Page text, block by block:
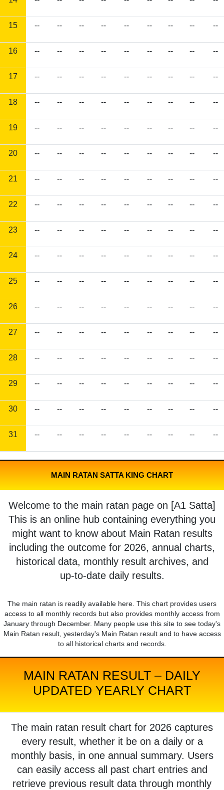
15 -- -- -- -- -- -- -- -- --
16 -- -- -- -- -- -- -- -- --
17 -- -- -- -- -- -- -- -- --
18 -- -- -- -- -- -- -- -- --
19 -- -- -- -- -- -- -- -- --
20 -- -- -- -- -- -- -- -- --
21 -- -- -- -- -- -- -- -- --
22 -- -- -- -- -- -- -- -- --
23 -- -- -- -- -- -- -- -- --
24 -- -- -- -- -- -- -- -- --
25 -- -- -- -- -- -- -- -- --
26 -- -- -- -- -- -- -- -- --
27 -- -- -- -- -- -- -- -- --
28 -- -- -- -- -- -- -- -- --
29 -- -- -- -- -- -- -- -- --
30 -- -- -- -- -- -- -- -- --
31 -- -- -- -- -- -- -- -- --
MAIN RATAN SATTA KING CHART
Welcome to the main ratan page on [A1 Satta]
This is an online hub containing everything you
might want to know about Main Ratan results
including the outcome for 2026, annual charts,
historical data, monthly result archives, and
up-to-date daily results.
The main ratan is readily available here. This chart provides users
access to all monthly records but also provides monthly access from
January through December. Many people use this site to see today's
Main Ratan result, yesterday's Main Ratan result and to have access
to all historical charts and records.
MAIN RATAN RESULT – DAILY
UPDATED YEARLY CHART
The main ratan result chart for 2026 captures
every result, whether it be on a daily or a
monthly basis, in one annual summary. Users
can easily access all past chart entries and
retrieve previous result data through monthly